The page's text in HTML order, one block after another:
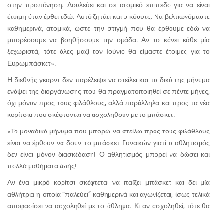
στην προπόνηση. Δουλεύει και σε ατομικό επίπεδο για να είναι
έτοιμη όταν έρθει εδώ. Αυτό ζητάει και ο κόουτς. Να βελτιωνόμαστε
καθημερινά, ατομικά, ώστε την στιγμή που θα έρθουμε εδώ να
μπορέσουμε να βοηθήσουμε την ομάδα. Αν το κάνει κάθε μία
ξεχωριστά, τότε όλες μαζί τον Ιούνιο θα είμαστε έτοιμες για το
Ευρωμπάσκετ».
Η διεθνής γκαρντ δεν παρέλειψε να στείλει και το δικό της μήνυμα
ενόψει της διοργάνωσης που θα πραγματοποιηθεί σε πέντε μήνες,
όχι μόνον προς τους φιλάθλους, αλλά παράλληλα και προς τα νέα
κορίτσια που σκέφτονται να ασχοληθούν με το μπάσκετ.
«Το μοναδικό μήνυμα που μπορώ να στείλω προς τους φιλάθλους
είναι να έρθουν να δουν το μπάσκετ Γυναικών γιατί ο αθλητισμός
δεν είναι μόνον διασκέδαση! Ο αθλητισμός μπορεί να δώσει και
πολλά μαθήματα ζωής!
Αν ένα μικρό κορίτσι σκέφτεται να παίξει μπάσκετ και δει μία
αθλήτρια η οποία “παλεύει” καθημερινά και αγωνίζεται, ίσως τελικά
αποφασίσει να ασχοληθεί με το άθλημα. Κι αν ασχοληθεί, τότε θα